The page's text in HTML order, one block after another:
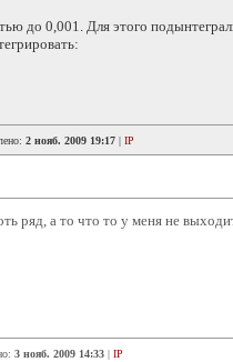
до 0,001. Для этого
2 нояб. 2009 19:17| IP
ряд, а то что то у меня не
3 нояб. 2009 14:33| IP